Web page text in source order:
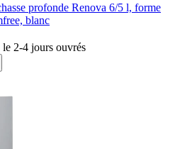
profonde Renova 6/5 l, forme
blanc
2-4 jours ouvrés